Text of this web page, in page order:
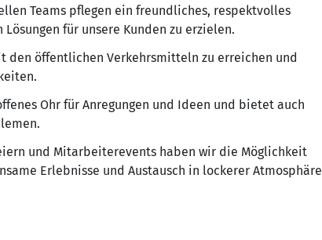
Teams pflegen ein freundliches, respektvolles
für unsere Kunden zu erzielen.
den öffentlichen Verkehrsmitteln zu erreichen und
Ohr für Anregungen und Ideen und bietet auch
und Mitarbeiterevents haben wir die Möglichkeit
Erlebnisse und Austausch in lockerer Atmosphäre